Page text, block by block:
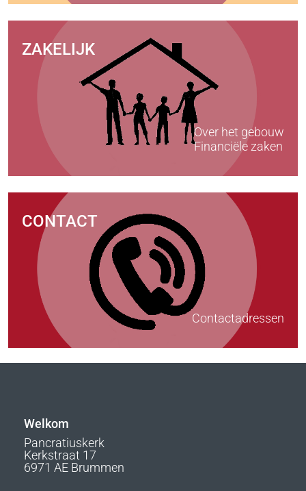
ZAKELIJK
Over het gebouw
Financiële zaken
CONTACT
Contactadressen
Welkom
Pancratiuskerk
Kerkstraat 17
6971 AE Brummen